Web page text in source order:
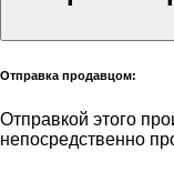
Отправка продавцом:
Отправкой этого
непосредственно